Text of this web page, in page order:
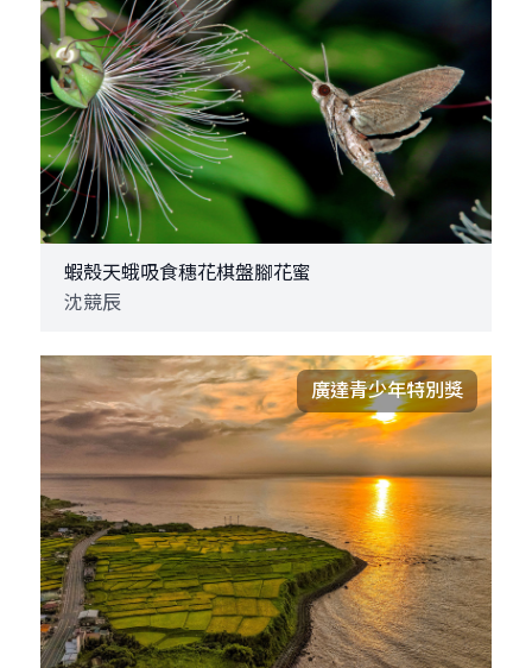
蝦殼天蛾吸食穗花棋盤腳花蜜
沈競辰
廣達青少年特別獎